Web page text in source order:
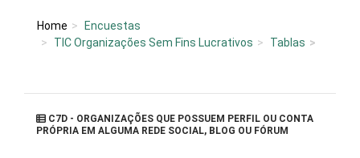
Home
Encuestas
TIC Organizações Sem Fins Lucrativos
Tablas
C7D - ORGANIZAÇÕES QUE POSSUEM PERFIL OU CONTA
PRÓPRIA EM ALGUMA REDE SOCIAL, BLOG OU FÓRUM